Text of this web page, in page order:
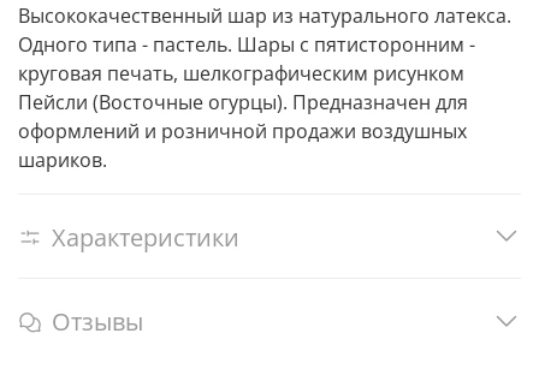
Высококачественный шар из натурального латекса.
Одного типа - пастель. Шары с пятисторонним -
круговая печать, шелкографическим рисунком
Пейсли (Восточные огурцы). Предназначен для
оформлений и розничной продажи воздушных
шариков.
Характеристики
Отзывы